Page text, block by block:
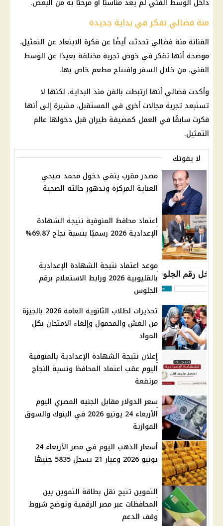
منة فضالي تفكر في بداية جديدة
الفنانة منة فضالي تحدثت أيضًا عن فكرة الابتعاد عن التمثيل،
موضحة أنها تفكر في خوض تجربة مختلفة بعيدًا عن الوسط
الفني، من خلال السفر وافتتاح مطعم خاص بها.
وأكدت فضالي أنها ارتبطت بالفن منذ البداية، لكنها لا
تستبعد تجربة مجالات أخرى في المستقبل، مشيرة إلى أنها
فكرت سابقًا في العمل كمضيفة طيران قبل دخولها عالم
التمثيل.
لا يفوتك
مصدر مقرب ينفي دخول محمد صبحي
العناية المركزة وتدهور حالته الصحية
اعتماد محافظ المنوفية نتيجة الشهادة
الإعدادية 2026 رسميًا بنسبة نجاح 69.87%
موعد اعتماد نتيجة الشهادة الإعدادية
بالقليوبية 2026 ورابط الاستعلام برقم
الجلوس
تحذيرات لطلاب الثانوية العامة 2026 بالجيزة
من الغش والمحمول وإلغاء الامتحان بكل
المواد
إعلان نتيجة الشهادة الإعدادية بالمنوفية
اليوم عقب اعتماد المحافظ ونسبة النجاح
مرتفعة
سعر الدولار مقابل الجنيه المصري اليوم
الأربعاء 24 يونيو 2026 في البنوك والسوق
الموازية
أسعار الذهب اليوم في مصر الأربعاء 24
يونيو 2026 وعيار 21 يسجل 5835 جنيهًا
التموين تتيح نقل بطاقة التموين بين
المحافظات عبر مصر الرقمية وتوضح شروط
وقف الدعم